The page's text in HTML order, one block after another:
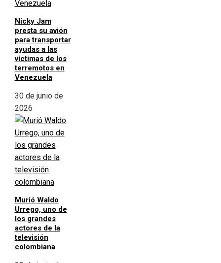
Nicky Jam
presta su avión
para transportar
ayudas a las
víctimas de los
terremotos en
Venezuela
30 de junio de
2026
Murió Waldo
Urrego, uno de
los grandes
actores de la
televisión
colombiana